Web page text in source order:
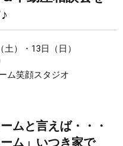
）・13日（日）
ム笑顔スタジオ
ムと言えば・・・
ーム」いつき家で